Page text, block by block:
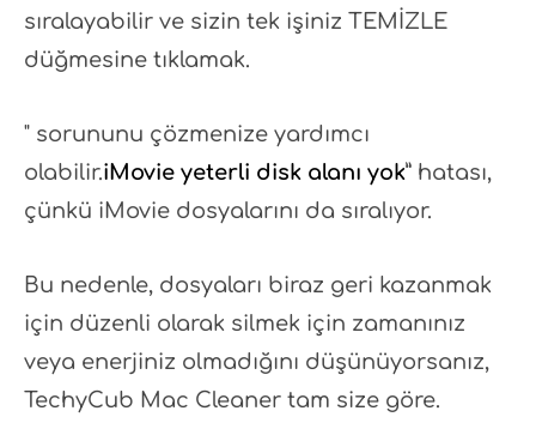
sıralayabilir ve sizin tek işiniz TEMİZLE
düğmesine tıklamak.
" sorununu çözmenize yardımcı
olabilir.iMovie yeterli disk alanı yok” hatası,
çünkü iMovie dosyalarını da sıralıyor.
Bu nedenle, dosyaları biraz geri kazanmak
için düzenli olarak silmek için zamanınız
veya enerjiniz olmadığını düşünüyorsanız,
TechyCub Mac Cleaner tam size göre.